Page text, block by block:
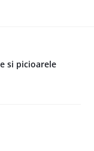
si picioarele